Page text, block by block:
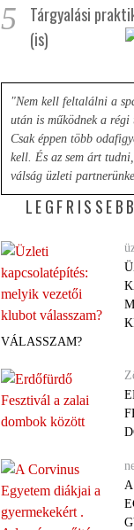
5
Tárgyalási
(is)
"Nem kell feltalálni a
után is működnek a régi
Csak éppen több
kell. És az sem árt
válság üzleti
VÁLASSZAM?